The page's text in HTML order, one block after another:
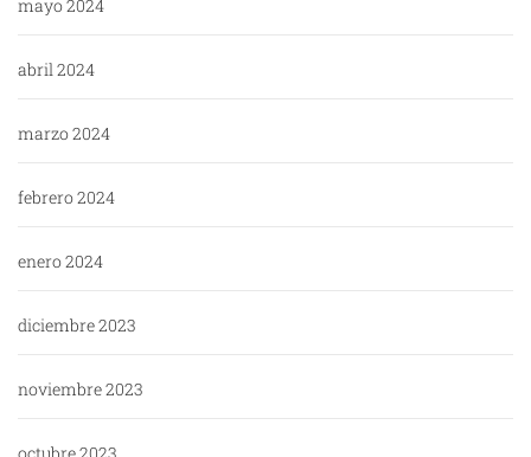
mayo 2024
abril 2024
marzo 2024
febrero 2024
enero 2024
diciembre 2023
noviembre 2023